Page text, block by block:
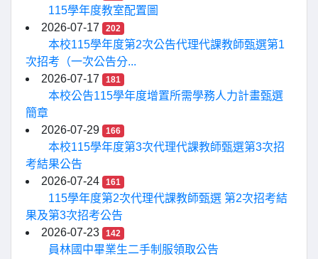
115學年度教室配置圖
2026-07-17
202
本校115學年度第2次公告代理代課教師甄選第1
次招考（一次公告分...
2026-07-17
181
本校公告115學年度增置所需學務人力計畫甄選
簡章
2026-07-29
166
本校115學年度第3次代理代課教師甄選第3次招
考結果公告
2026-07-24
161
115學年度第2次代理代課教師甄選 第2次招考結
果及第3次招考公告
2026-07-23
142
員林國中畢業生二手制服領取公告